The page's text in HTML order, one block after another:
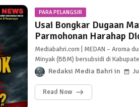
PARA PELANGSIR
Usai Bongkar Dugaan
Parmohonan Harahap
Siapa yang Melindungi
Mediabahri.com | MEDAN – Aroma
Minyak (BBM) bersubsidi di
Redaksi Media Bahri
Read Now